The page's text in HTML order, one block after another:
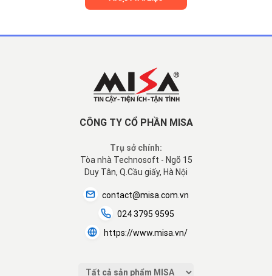
CÔNG TY CỔ PHẦN MISA
Trụ sở chính:
Tòa nhà Technosoft - Ngõ 15
Duy Tân, Q.Cầu giấy, Hà Nội
contact@misa.com.vn
024 3795 9595
https://www.misa.vn/